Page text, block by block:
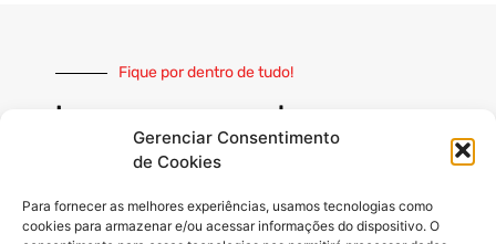
Gerenciar Consentimento
de Cookies
Para fornecer as melhores experiências, usamos tecnologias como
cookies para armazenar e/ou acessar informações do dispositivo. O
Fique por dentro de tudo!
Inscreva-se e receba nossas
notícias sempre atualizadas